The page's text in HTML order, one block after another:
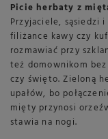
Picie herbaty z
Przyjaciele, sąsiedzi
filiżance kawy czy
rozmawiać przy
też domownikom
czy święto. Zieloną
upałów, bo
mięty przynosi
stawia na nogi.